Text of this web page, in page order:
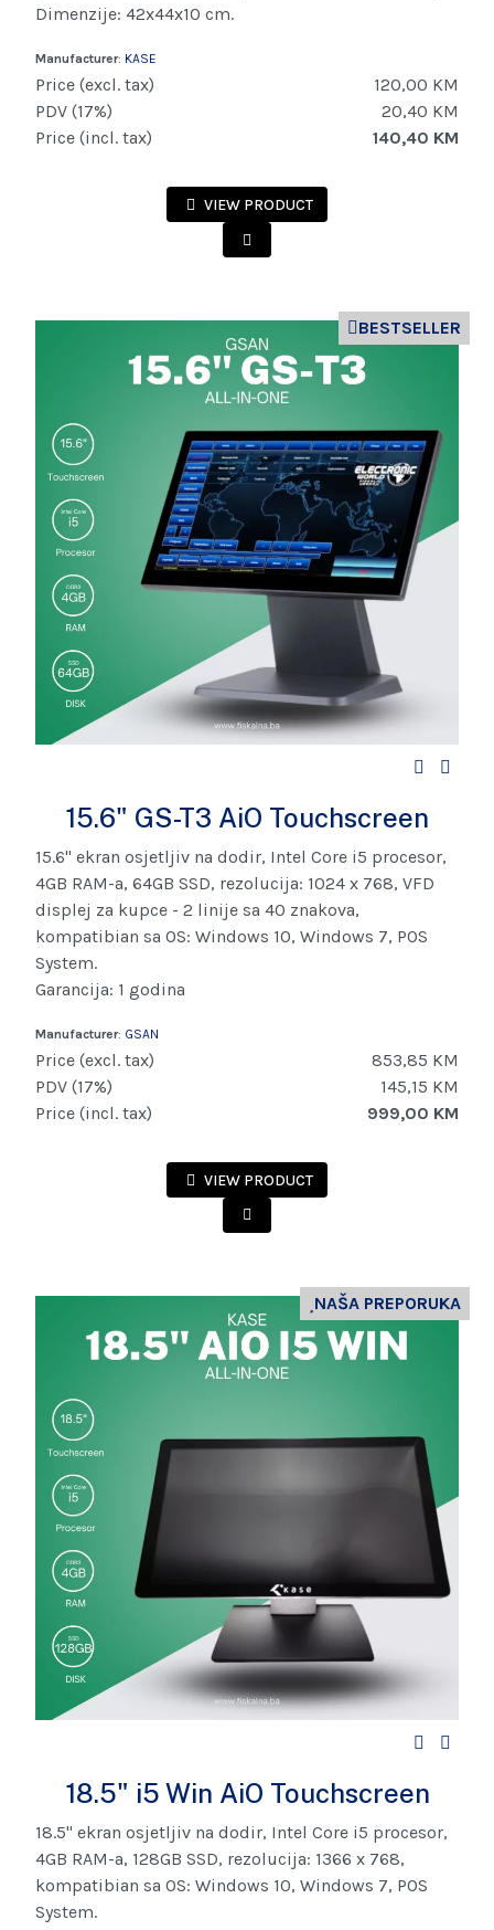
Dimenzije: 42x44x10 cm.
Manufacturer: KASE
Price (excl. tax)
120,00 KM
PDV (17%)
20,40 KM
Price (incl. tax)
140,40 KM
VIEW PRODUCT
BESTSELLER
15.6" GS-T3 AiO Touchscreen
15.6" ekran osjetljiv na dodir, Intel Core i5 procesor,
4GB RAM-a, 64GB SSD, rezolucija: 1024 x 768, VFD
displej za kupce - 2 linije sa 40 znakova,
kompatibian sa OS: Windows 10, Windows 7, POS
System.
Garancija: 1 godina
Manufacturer: GSAN
Price (excl. tax)
853,85 KM
PDV (17%)
145,15 KM
Price (incl. tax)
999,00 KM
VIEW PRODUCT
NAŠA PREPORUKA
18.5" i5 Win AiO Touchscreen
18.5" ekran osjetljiv na dodir, Intel Core i5 procesor,
4GB RAM-a, 128GB SSD, rezolucija: 1366 x 768,
kompatibian sa OS: Windows 10, Windows 7, POS
System.